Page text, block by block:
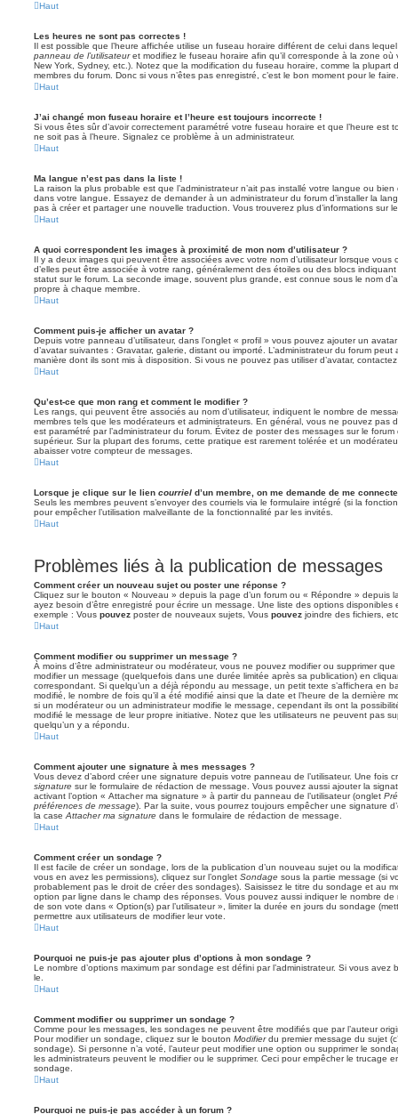
Haut
Les heures ne sont pas correctes !
Il est possible que l’heure affichée utilise un fuseau horaire différent de celui dans
panneau de l’utilisateuret modifiez le fuseau horaire afin qu’il corresponde à la zone
New York, Sydney, etc.). Notez que la modification du fuseau horaire, comme la plupart
membres du forum. Donc si vous n’êtes pas enregistré, c’est le bon moment pour le faire.
Haut
J’ai changé mon fuseau horaire et l’heure est toujours incorrecte !
Si vous êtes sûr d’avoir correctement paramétré votre fuseau horaire et que l’heure est
ne soit pas à l’heure. Signalez ce problème à un administrateur.
Haut
Ma langue n’est pas dans la liste !
La raison la plus probable est que l’administrateur n’ait pas installé votre langue ou
dans votre langue. Essayez de demander à un administrateur du forum d’installer la
pas à créer et partager une nouvelle traduction. Vous trouverez plus d’informations sur
Haut
A quoi correspondent les images à proximité de mon nom d’utilisateur ?
Il y a deux images qui peuvent être associées avec votre nom d’utilisateur lorsque vous
d’elles peut être associée à votre rang, généralement des étoiles ou des blocs
statut sur le forum. La seconde image, souvent plus grande, est connue sous le nom
propre à chaque membre.
Haut
Comment puis-je afficher un avatar ?
Depuis votre panneau d’utilisateur, dans l’onglet « profil » vous pouvez ajouter un
d’avatar suivantes : Gravatar, galerie, distant ou importé. L’administrateur du forum
manière dont ils sont mis à disposition. Si vous ne pouvez pas utiliser d’avatar,
Haut
Qu’est-ce que mon rang et comment le modifier ?
Les rangs, qui peuvent être associés au nom d’utilisateur, indiquent le nombre de
membres tels que les modérateurs et administrateurs. En général, vous ne pouvez pas
est paramétré par l’administrateur du forum. Évitez de poster des messages sur le
supérieur. Sur la plupart des forums, cette pratique est rarement tolérée et un
abaisser votre compteur de messages.
Haut
Lorsque je clique sur le lien courriel d’un membre, on me demande de me
Seuls les membres peuvent s’envoyer des courriels via le formulaire intégré (si la
pour empêcher l’utilisation malveillante de la fonctionnalité par les invités.
Haut
Problèmes liés à la publication de messages
Comment créer un nouveau sujet ou poster une réponse ?
Cliquez sur le bouton « Nouveau » depuis la page d’un forum ou « Répondre » depuis
ayez besoin d’être enregistré pour écrire un message. Une liste des options
exemple : Vous pouvez poster de nouveaux sujets, Vous pouvez joindre des fichiers,
Haut
Comment modifier ou supprimer un message ?
À moins d’être administrateur ou modérateur, vous ne pouvez modifier ou supprimer
modifier un message (quelquefois dans une durée limitée après sa publication) en
correspondant. Si quelqu’un a déjà répondu au message, un petit texte s’affichera en
modifié, le nombre de fois qu’il a été modifié ainsi que la date et l’heure de la dernière
si un modérateur ou un administrateur modifie le message, cependant ils ont la
modifié le message de leur propre initiative. Notez que les utilisateurs ne peuvent pas
quelqu’un y a répondu.
Haut
Comment ajouter une signature à mes messages ?
Vous devez d’abord créer une signature depuis votre panneau de l’utilisateur. Une fois
signature sur le formulaire de rédaction de message. Vous pouvez aussi ajouter la
activant l’option « Attacher ma signature » à partir du panneau de l’utilisateur (onglet
préférences de message). Par la suite, vous pourrez toujours empêcher une signature
la case Attacher ma signature dans le formulaire de rédaction de message.
Haut
Comment créer un sondage ?
Il est facile de créer un sondage, lors de la publication d’un nouveau sujet ou la
vous en avez les permissions), cliquez sur l’onglet Sondage sous la partie message (si
probablement pas le droit de créer des sondages). Saisissez le titre du sondage et au
option par ligne dans le champ des réponses. Vous pouvez aussi indiquer le nombre de
de son vote dans « Option(s) par l’utilisateur », limiter la durée en jours du sondage
permettre aux utilisateurs de modifier leur vote.
Haut
Pourquoi ne puis-je pas ajouter plus d’options à mon sondage ?
Le nombre d’options maximum par sondage est défini par l’administrateur. Si vous avez
le.
Haut
Comment modifier ou supprimer un sondage ?
Comme pour les messages, les sondages ne peuvent être modifiés que par l’auteur
Pour modifier un sondage, cliquez sur le bouton Modifierdu premier message du sujet
sondage). Si personne n’a voté, l’auteur peut modifier une option ou supprimer le
les administrateurs peuvent le modifier ou le supprimer. Ceci pour empêcher le trucage
sondage.
Haut
Pourquoi ne puis-je pas accéder à un forum ?